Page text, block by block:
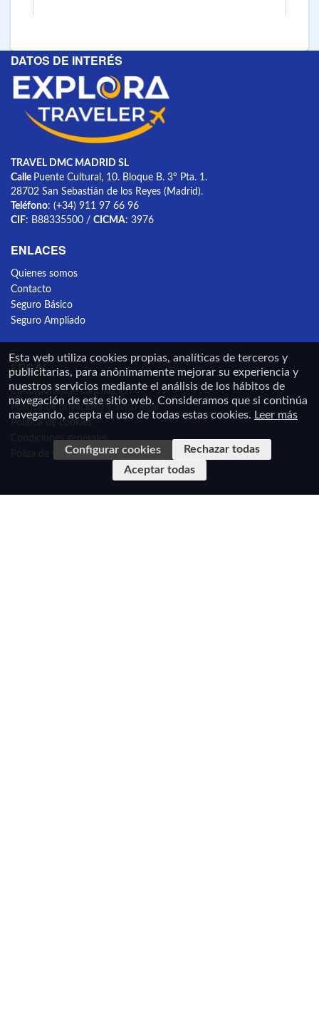
DATOS DE INTERÉS
TRAVEL DMC MADRID SL
Calle Puente Cultural, 10. Bloque B. 3º Pta. 1.
28702 San Sebastián de los Reyes (Madrid).
Teléfono: (+34) 911 97 66 96
CIF: B88335500 / CICMA: 3976
ENLACES
Quienes somos
Contacto
Seguro Básico
Seguro Ampliado
LEGAL
Condiciones de cancelación
Política de privacidad y aviso legal
Política de cookies
Condiciones generales
Póliza de Caución
Esta web utiliza cookies propias, analíticas de terceros y
publicitarias, para anónimamente mejorar su experiencia y
nuestros servicios mediante el análisis de los hábitos de
navegación de este sitio web. Consideramos que si continúa
navegando, acepta el uso de todas estas cookies. Leer más
Configurar cookies
Rechazar todas
Aceptar todas